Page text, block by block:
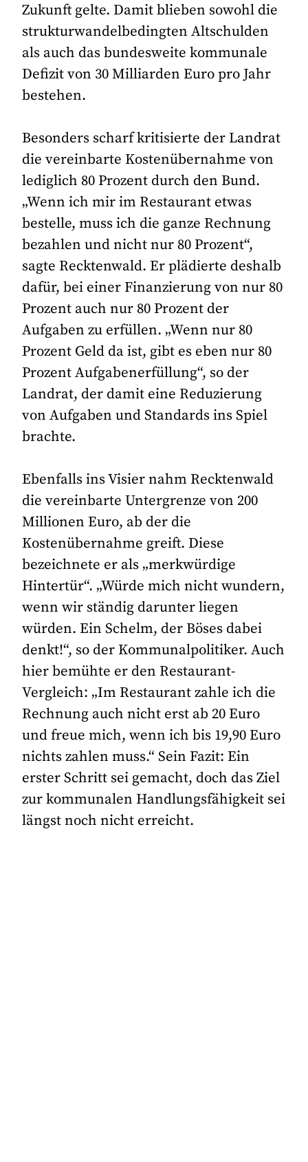
Zukunft gelte. Damit blieben sowohl die
strukturwandelbedingten Altschulden
als auch das bundesweite kommunale
Defizit von 30 Milliarden Euro pro Jahr
bestehen.
Besonders scharf kritisierte der Landrat
die vereinbarte Kostenübernahme von
lediglich 80 Prozent durch den Bund.
„Wenn ich mir im Restaurant etwas
bestelle, muss ich die ganze Rechnung
bezahlen und nicht nur 80 Prozent“,
sagte Recktenwald. Er plädierte deshalb
dafür, bei einer Finanzierung von nur 80
Prozent auch nur 80 Prozent der
Aufgaben zu erfüllen. „Wenn nur 80
Prozent Geld da ist, gibt es eben nur 80
Prozent Aufgabenerfüllung“, so der
Landrat, der damit eine Reduzierung
von Aufgaben und Standards ins Spiel
brachte.
Ebenfalls ins Visier nahm Recktenwald
die vereinbarte Untergrenze von 200
Millionen Euro, ab der die
Kostenübernahme greift. Diese
bezeichnete er als „merkwürdige
Hintertür“. „Würde mich nicht wundern,
wenn wir ständig darunter liegen
würden. Ein Schelm, der Böses dabei
denkt!“, so der Kommunalpolitiker. Auch
hier bemühte er den Restaurant-
Vergleich: „Im Restaurant zahle ich die
Rechnung auch nicht erst ab 20 Euro
und freue mich, wenn ich bis 19,90 Euro
nichts zahlen muss.“ Sein Fazit: Ein
erster Schritt sei gemacht, doch das Ziel
zur kommunalen Handlungsfähigkeit sei
längst noch nicht erreicht.